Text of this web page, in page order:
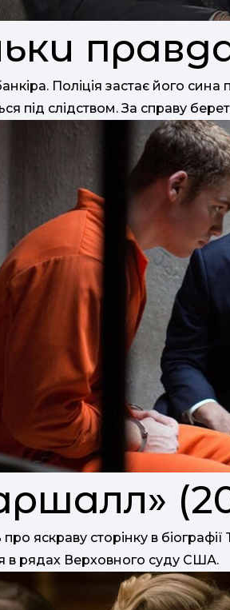
Поліція застає його
під слідством. За справу
про яскраву сторінку в
в рядах Верховного суду США.